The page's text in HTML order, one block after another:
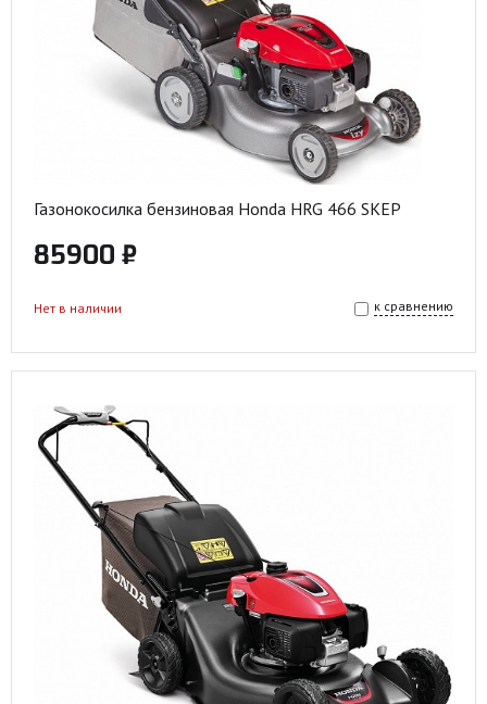
Газонокосилка бензиновая Honda HRG 466 SKEP
85900 ₽
к сравнению
Нет в наличии